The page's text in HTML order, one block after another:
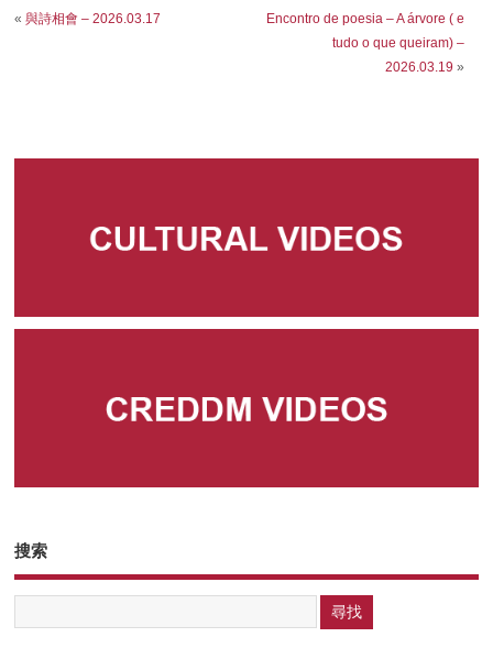
«與詩相會 – 2026.03.17
Encontro de poesia – A árvore ( e
tudo o que queiram) –
2026.03.19 »
搜索